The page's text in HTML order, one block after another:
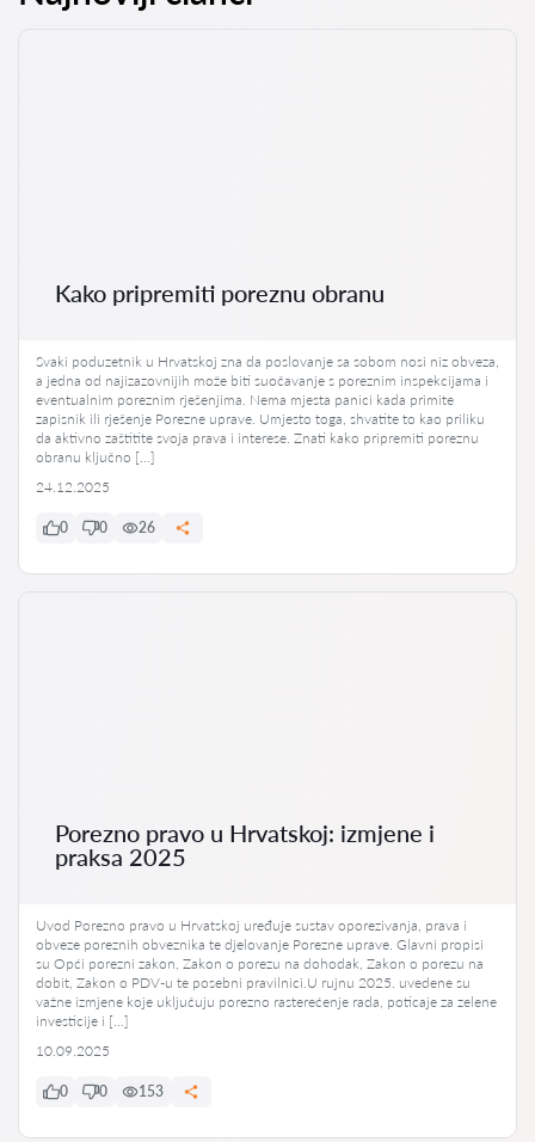
Kako pripremiti poreznu obranu
Svaki poduzetnik u Hrvatskoj zna da poslovanje sa sobom nosi niz obveza,
a jedna od najizazovnijih može biti suočavanje s poreznim inspekcijama i
eventualnim poreznim rješenjima. Nema mjesta panici kada primite
zapisnik ili rješenje Porezne uprave. Umjesto toga, shvatite to kao priliku
da aktivno zaštitite svoja prava i interese. Znati kako pripremiti poreznu
obranu ključno […]
24.12.2025
0 0 26
Porezno pravo u Hrvatskoj: izmjene i
praksa 2025
Uvod Porezno pravo u Hrvatskoj uređuje sustav oporezivanja, prava i
obveze poreznih obveznika te djelovanje Porezne uprave. Glavni propisi
su Opći porezni zakon, Zakon o porezu na dohodak, Zakon o porezu na
dobit, Zakon o PDV-u te posebni pravilnici.U rujnu 2025. uvedene su
važne izmjene koje uključuju porezno rasterećenje rada, poticaje za zelene
investicije i […]
10.09.2025
0 0 153